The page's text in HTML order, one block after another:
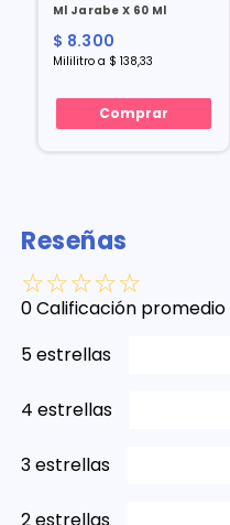
Ml Jarabe X 60 Ml
$ 8.300
Mililitro a $ 138,33
Comprar
Reseñas
☆☆☆☆☆
0 Calificación promedio
5 estrellas
4 estrellas
3 estrellas